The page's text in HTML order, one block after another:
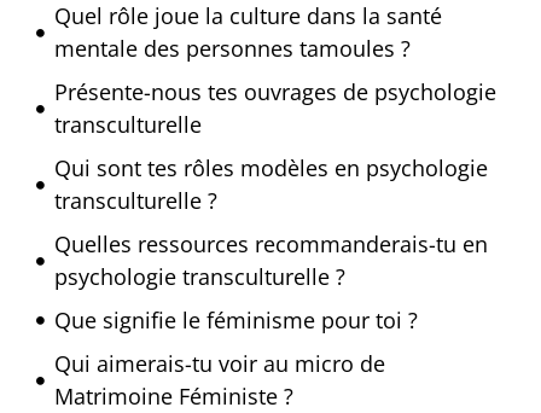
Quel rôle joue la culture dans la santé
mentale des personnes tamoules ?
Présente-nous tes ouvrages de psychologie
transculturelle
Qui sont tes rôles modèles en psychologie
transculturelle ?
Quelles ressources recommanderais-tu en
psychologie transculturelle ?
Que signifie le féminisme pour toi ?
Qui aimerais-tu voir au micro de
Matrimoine Féministe ?